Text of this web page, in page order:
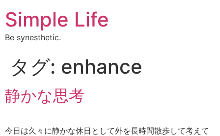
Simple Life
Be synesthetic.
タグ: enhance
静かな思考
今日は久々に静かな休日として外を長時間散歩して考えて